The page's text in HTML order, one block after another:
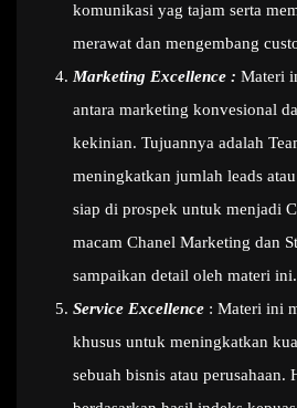
komunikasi yag tajam serta
merawat dan mengembang
Marketing Excellence : Materi
antara marketing konvesional
kekinian. Tujuannya adalah
meningkatkan jumlah leads
siap di prospek untuk menjadi
macam Chanel Marketing dan
sampaikan detail oleh materi ini.
Service Excellence : Materi ini
khusus untuk meningkatkan
sebuah bisnis atau perusahaan.